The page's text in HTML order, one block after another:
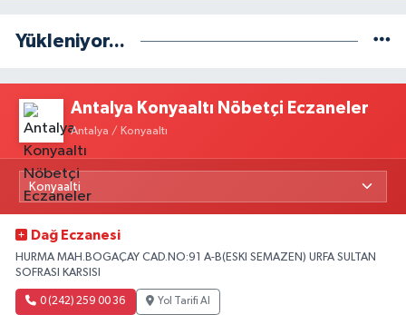
Yükleniyor...
Antalya Konyaaltı Nöbetçi Eczaneler
Antalya / Konyaaltı
Dağ Eczanesi
HURMA MAH.BOGAÇAY CAD.NO:91 A-B(ESKI SEMAZEN) URFA SULTAN
SOFRASI KARSISI
0 (242) 259 00 36 Yol Tarifi Al